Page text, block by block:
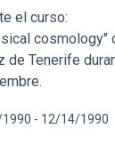
el curso:
cosmology"
de Tenerife
- 12/14/1990